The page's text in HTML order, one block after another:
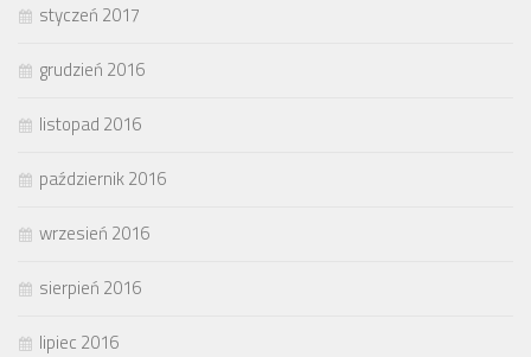
styczeń 2017
grudzień 2016
listopad 2016
październik 2016
wrzesień 2016
sierpień 2016
lipiec 2016